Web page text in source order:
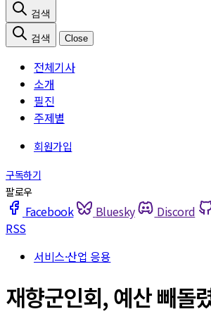
Close
전체기사
소개
필진
주제별
Facebook Bluesky Discord
RSS
서비스·산업 응용
재향군인회, 예산 빼돌